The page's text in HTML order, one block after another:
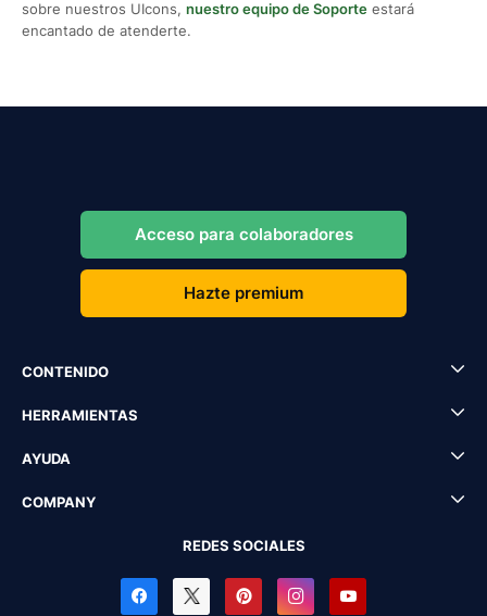
sobre nuestros UIcons, nuestro equipo de Soporte estará
encantado de atenderte.
Acceso para colaboradores
Hazte premium
CONTENIDO
HERRAMIENTAS
AYUDA
COMPANY
REDES SOCIALES